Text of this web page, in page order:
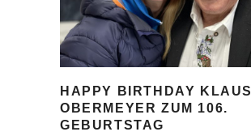
HAPPY BIRTHDAY KLAUS
OBERMEYER ZUM 106.
GEBURTSTAG